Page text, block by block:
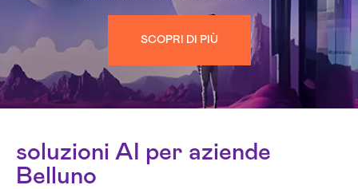
SCOPRI DI PIÙ
soluzioni AI per aziende
Belluno